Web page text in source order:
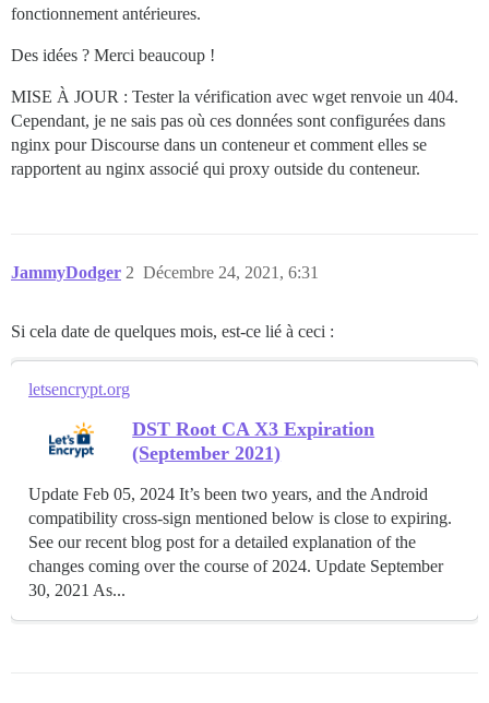
fonctionnement antérieures.
Des idées ? Merci beaucoup !
MISE À JOUR : Tester la vérification avec wget renvoie un 404.
Cependant, je ne sais pas où ces données sont configurées dans
nginx pour Discourse dans un conteneur et comment elles se
rapportent au nginx associé qui proxy outside du conteneur.
JammyDodger Décembre 24, 2021, 6:31
2
Si cela date de quelques mois, est-ce lié à ceci :
letsencrypt.org
DST Root CA X3 Expiration
(September 2021)
Update Feb 05, 2024 It’s been two years, and the Android
compatibility cross-sign mentioned below is close to expiring.
See our recent blog post for a detailed explanation of the
changes coming over the course of 2024. Update September
30, 2021 As...